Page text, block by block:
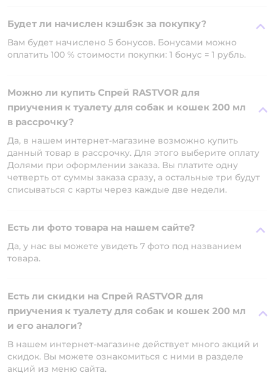
Будет ли начислен кэшбэк за покупку?
Вам будет начислено 5 бонусов. Бонусами можно
оплатить 100 % стоимости покупки: 1 бонус = 1 рубль.
Можно ли купить Спрей RASTVOR для
приучения к туалету для собак и кошек 200 мл
в рассрочку?
Да, в нашем интернет-магазине возможно купить
данный товар в рассрочку. Для этого выберите оплату
Долями при оформлении заказа. Вы платите одну
четверть от суммы заказа сразу, а остальные три будут
списываться с карты через каждые две недели.
Есть ли фото товара на нашем сайте?
Да, у нас вы можете увидеть 7 фото под названием
товара.
Есть ли скидки на Спрей RASTVOR для
приучения к туалету для собак и кошек 200 мл
и его аналоги?
В нашем интернет-магазине действует много акций и
скидок. Вы можете ознакомиться с ними в разделе
акций из меню сайта.